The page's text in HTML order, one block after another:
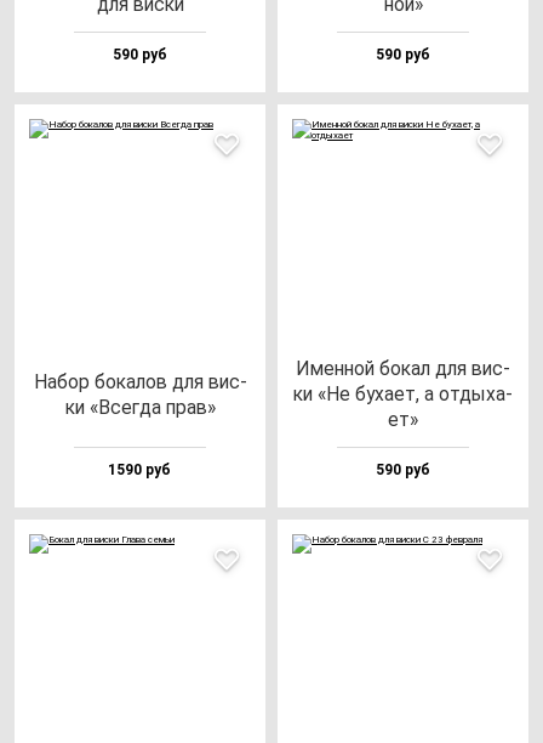
590 руб 590 руб
Набор бо­ка­лов для вис­
ки «Всег­да прав»
1590 руб
Имен­ной бо­кал для вис­
ки «Не бу­ха­ет, а от­ды­ха­
ет»
590 руб